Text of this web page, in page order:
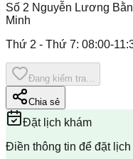
Số 2 Nguyễn Lương
Minh
Thứ 2 - Thứ 7: 08:00-
Đang kiểm tra...
Chia sẻ
Đặt lịch khám
Điền thông tin để đặt